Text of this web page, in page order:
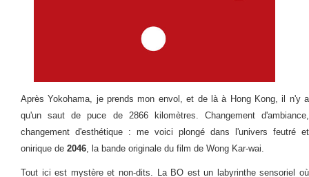
Après Yokohama, je prends mon envol, et de là à Hong Kong, il n'y a
qu'un saut de puce de 2866 kilomètres. Changement d'ambiance,
changement d'esthétique : me voici plongé dans l'univers feutré et
onirique de 2046 , la bande originale du film de Wong Kar-wai.
Tout ici est mystère et non-dits. La BO est un labyrinthe sensoriel où